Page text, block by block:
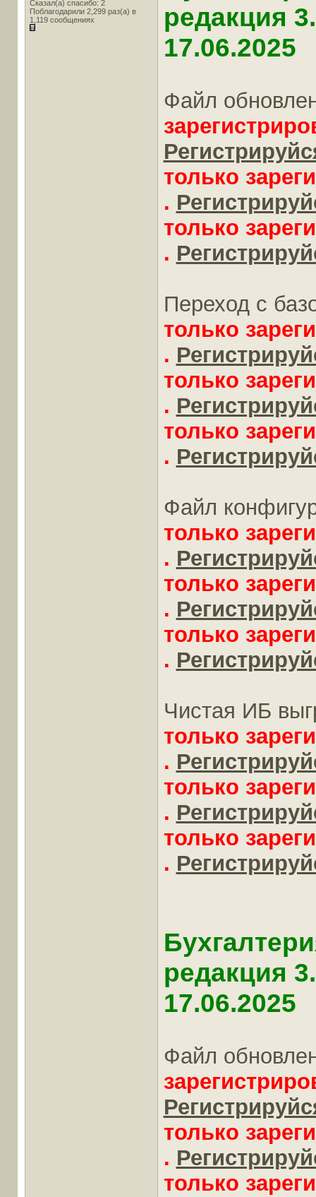
Сказал(а) спасибо: 2
Поблагодарили 2,299 раз(а) в
1,119 сообщениях
редакция
17.06.2025
Файл
только
.
только
.
Переход с
только
.
только
.
только
.
Файл
только
.
только
.
только
.
Чистая ИБ
только
.
только
.
только
.
редакция
17.06.2025
Файл
только
.
только